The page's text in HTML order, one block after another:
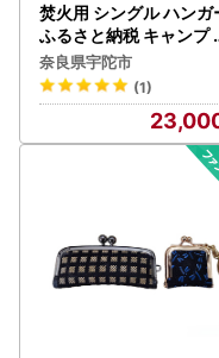
焚火用 シングル ハンガ
ふるさと納税 キャンプ
台 BBQ バーベキュー グ
ル 調理 用具 炭火 ピッツ
ーグ アウトドア スチー
ワークス グッズ 焼肉
ーキ 鉄板焼 送料無料
奈良県宇陀市
(1)